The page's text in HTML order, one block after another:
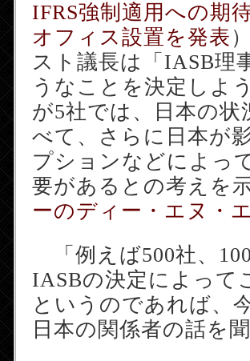
IFRS強制適用への
オフィス設置を発表
スト議長は「IASB理
うなことを決定しよ
が5社では、日本の
べて、さらに日本が
プションなどによっ
要があるとの考えを
ーのディー・エヌ・
「例えば500社、
IASBの決定によって
というのであれば、
日本の関係者の話を